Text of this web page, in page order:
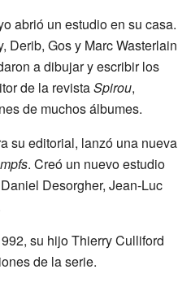
abrió un estudio en su casa.
Derib, Gos y Marc Wasterlain
a dibujar y escribir los
de la revistaSpirou,
de muchos álbumes.
su editorial, lanzó una nueva
. Creó un nuevo estudio
Desorgher, Jean-Luc
su hijo Thierry Culliford
de la serie.